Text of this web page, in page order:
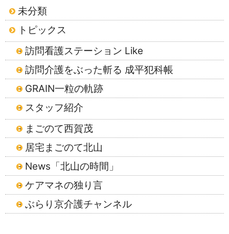
未分類
トピックス
訪問看護ステーション Like
訪問介護をぶった斬る 成平犯科帳
GRAIN一粒の軌跡
スタッフ紹介
まごのて西賀茂
居宅まごのて北山
News「北山の時間」
ケアマネの独り言
ぶらり京介護チャンネル